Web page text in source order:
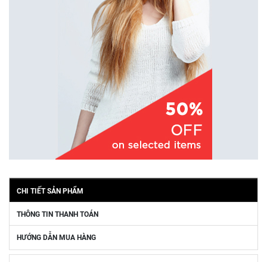
CHI TIẾT SẢN PHẨM
THÔNG TIN THANH TOÁN
HƯỚNG DẪN MUA HÀNG